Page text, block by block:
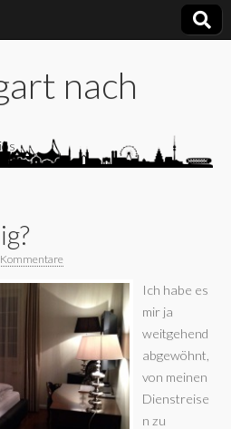
nach
Ich habe es
mir ja
weitgehend
abgewöhnt,
von meinen
Dienstreise
n zu